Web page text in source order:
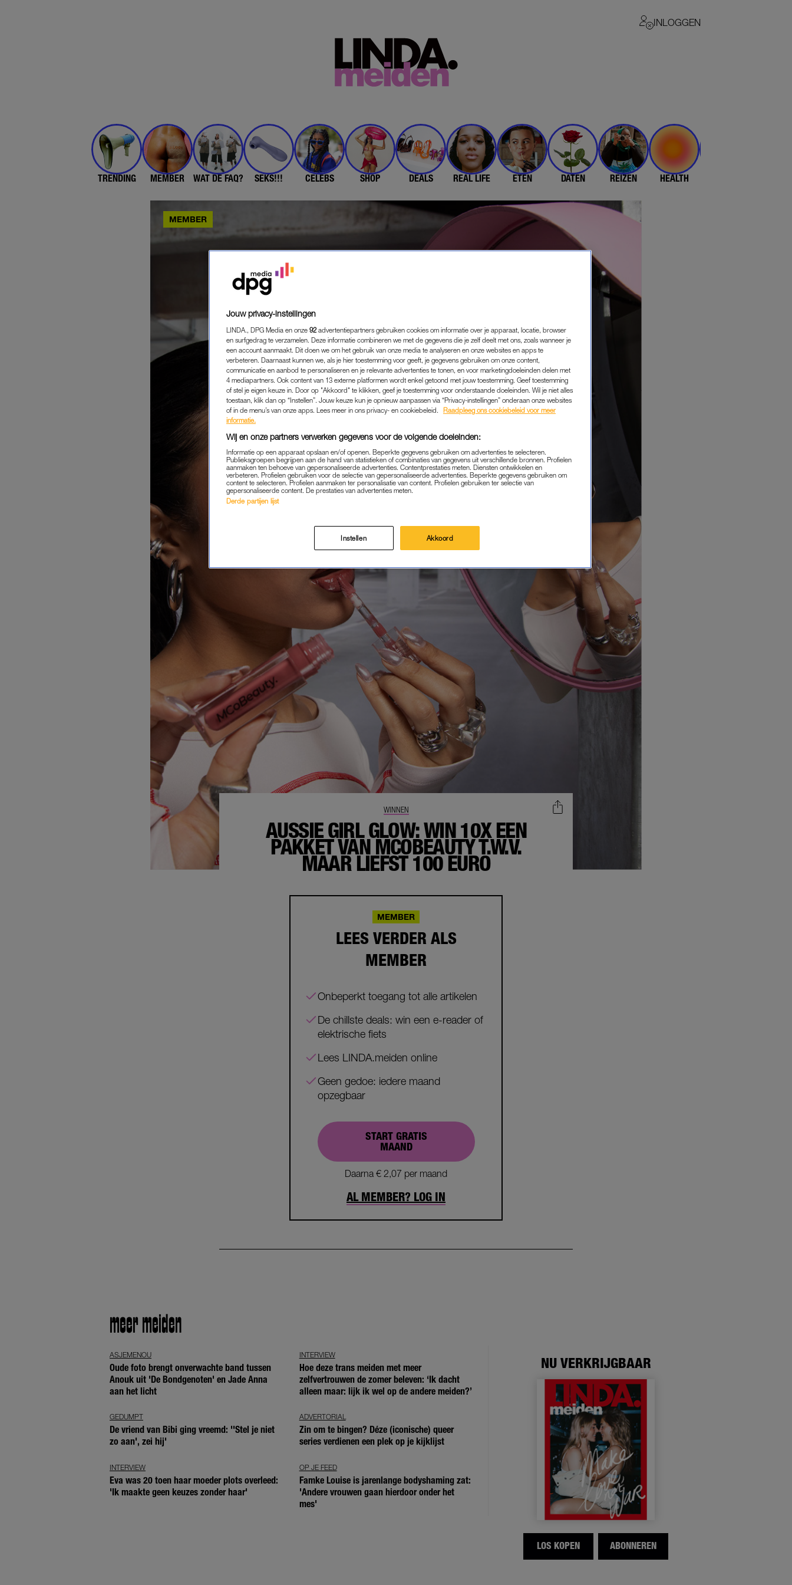
INLOGGEN
TRENDING MEMBER WAT DE FAQ? SEKS!!! CELEBS SHOP DEALS REAL LIFE ETEN DATEN REIZEN HEALTH
WINNEN
AUSSIE GIRL GLOW: WIN 10X EEN
PAKKET VAN MCOBEAUTY T.W.V.
MAAR LIEFST 100 EURO
MEMBER
LEES VERDER ALS
MEMBER
Onbeperkt toegang tot alle artikelen
De chillste deals: win een e-reader of
elektrische fiets
Lees LINDA.meiden online
Geen gedoe: iedere maand
opzegbaar
START GRATIS
MAAND
Daarna € 2,07 per maand
AL MEMBER? LOG IN
meer meiden
ASJEMENOU
Oude foto brengt onverwachte band tussen
Anouk uit 'De Bondgenoten' en Jade Anna
aan het licht
INTERVIEW
Hoe deze trans meiden met meer
zelfvertrouwen de zomer beleven: ‘Ik dacht
alleen maar: lijk ik wel op de andere meiden?’
GEDUMPT
De vriend van Bibi ging vreemd: ''Stel je niet
zo aan', zei hij'
ADVERTORIAL
Zin om te bingen? Déze (iconische) queer
series verdienen een plek op je kijklijst
INTERVIEW
Eva was 20 toen haar moeder plots overleed:
'Ik maakte geen keuzes zonder haar'
OP JE FEED
Famke Louise is jarenlange bodyshaming zat:
'Andere vrouwen gaan hierdoor onder het
mes'
NU VERKRIJGBAAR
LOS KOPEN ABONNEREN
Jouw privacy-instellingen
LINDA., DPG Media en onze 92 advertentiepartners gebruiken cookies om informatie over je apparaat, locatie, browser
en surfgedrag te verzamelen. Deze informatie combineren we met de gegevens die je zelf deelt met ons, zoals wanneer je
een account aanmaakt. Dit doen we om het gebruik van onze media te analyseren en onze websites en apps te
verbeteren. Daarnaast kunnen we, als je hier toestemming voor geeft, je gegevens gebruiken om onze content,
communicatie en aanbod te personaliseren en je relevante advertenties te tonen, en voor marketingdoeleinden delen met
4 mediapartners. Ook content van 13 externe platformen wordt enkel getoond met jouw toestemming. Geef toestemming
of stel je eigen keuze in. Door op "Akkoord" te klikken, geef je toestemming voor onderstaande doeleinden. Wil je niet alles
toestaan, klik dan op “Instellen”. Jouw keuze kun je opnieuw aanpassen via “Privacy-instellingen” onderaan onze websites
of in de menu’s van onze apps. Lees meer in ons privacy- en cookiebeleid.
Raadpleeg ons cookiebeleid voor meer
informatie.
Wij en onze partners verwerken gegevens voor de volgende doeleinden:
Informatie op een apparaat opslaan en/of openen. Beperkte gegevens gebruiken om advertenties te selecteren.
Publieksgroepen begrijpen aan de hand van statistieken of combinaties van gegevens uit verschillende bronnen. Profielen
aanmaken ten behoeve van gepersonaliseerde advertenties. Contentprestaties meten. Diensten ontwikkelen en
verbeteren. Profielen gebruiken voor de selectie van gepersonaliseerde advertenties. Beperkte gegevens gebruiken om
content te selecteren. Profielen aanmaken ter personalisatie van content. Profielen gebruiken ter selectie van
gepersonaliseerde content. De prestaties van advertenties meten.
Derde partijen lijst
Instellen Akkoord